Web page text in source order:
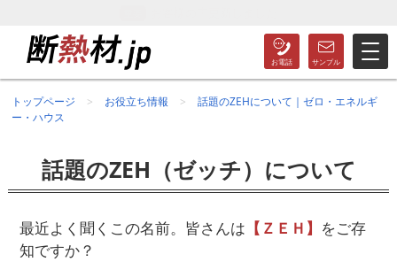
トップページ お役立ち情報
話題のZEHについて｜ゼロ・エネルギ
ー・ハウス
話題のZEH（ゼッチ）について
最近よく聞くこの名前。皆さんは 【ＺＥＨ】 をご存
知ですか？